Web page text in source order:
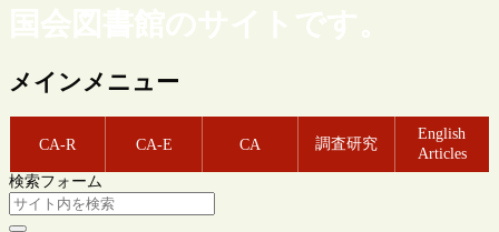
国会図書館のサイトです。
メインメニュー
CA-R CA-E CA 調査研究
English
Articles
検索フォーム